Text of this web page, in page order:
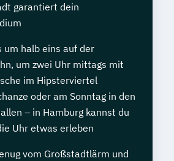
garantiert dein
um halb eins auf der
um zwei Uhr mittags mit
im Hipsterviertel
oder am Sonntag in den
– in Hamburg kannst du
Uhr etwas erleben
vom Großstadtlärm und